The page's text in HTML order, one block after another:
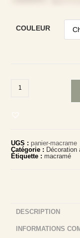
COULEUR
UGS :panier-macrame
Catégorie : Décoration
Étiquette :macramé
DESCRIPTION
INFORMATIONS